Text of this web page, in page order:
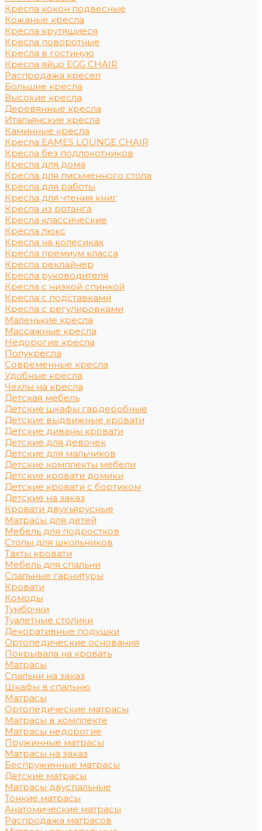
Кресла кокон подвесные
Кожаные кресла
Кресла крутящиеся
Кресла поворотные
Кресла в гостиную
Кресла яйцо EGG CHAIR
Распродажа кресел
Большие кресла
Высокие кресла
Деревянные кресла
Итальянские кресла
Каминные кресла
Кресла EAMES LOUNGE CHAIR
Кресла без подлокотников
Кресла для дома
Кресла для письменного стола
Кресла для работы
Кресла для чтения книг
Кресла из ротанга
Кресла классические
Кресла люкс
Кресла на колесиках
Кресла премиум класса
Кресла реклайнер
Кресла руководителя
Кресла с низкой спинкой
Кресла с подставками
Кресла с регулировками
Маленькие кресла
Массажные кресла
Недорогие кресла
Полукресла
Современные кресла
Удобные кресла
Чехлы на кресла
Детская мебель
Детские шкафы гардеробные
Детские выдвижные кровати
Детские диваны кровати
Детские для девочек
Детские для мальчиков
Детские комплекты мебели
Детские кровати домики
Детские кровати с бортиком
Детские на заказ
Кровати двухъярусные
Матрасы для детей
Мебель для подростков
Столы для школьников
Тахты кровати
Мебель для спальни
Спальные гарнитуры
Кровати
Комоды
Тумбочки
Туалетные столики
Декоративные подушки
Ортопедические основания
Покрывала на кровать
Матрасы
Спальни на заказ
Шкафы в спальню
Матрасы
Ортопедические матрасы
Матрасы в комплекте
Матрасы недорогие
Пружинные матрасы
Матрасы на заказ
Беспружинные матрасы
Детские матрасы
Матрасы двуспальные
Тонкие матрасы
Анатомические матрасы
Распродажа матрасов